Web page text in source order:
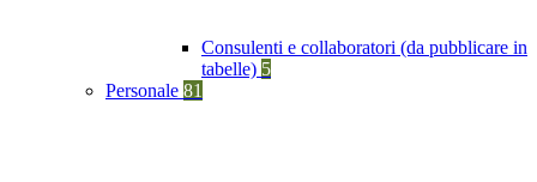
Consulenti e collaboratori (da pubblicare in
tabelle) 5
Personale 81